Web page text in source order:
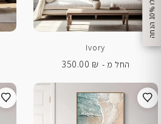
ק
ב
ל
ו
1
0
%
ה
נ
ח
ה
Ivory
החל מ -
350.00 ₪